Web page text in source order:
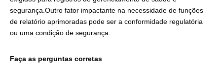
segurança.Outro fator impactante na necessidade de funções
de relatório aprimoradas pode ser a conformidade regulatória
ou uma condição de segurança.
Faça as perguntas corretas